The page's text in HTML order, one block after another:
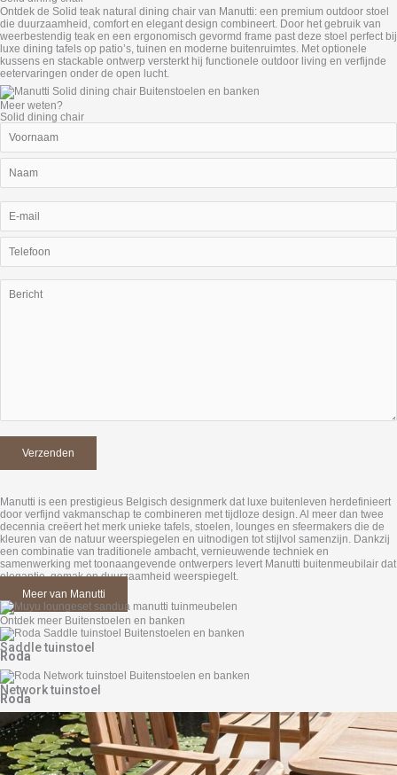
Ontdek de Solid teak natural dining chair van Manutti: een premium outdoor stoel
die duurzaamheid, comfort en elegant design combineert. Door het gebruik van
weerbestendig teak en een ergonomisch gevormd frame past deze stoel perfect bij
luxe dining tafels op patio’s, tuinen en moderne buitenruimtes. Met optionele
kussens en stackable ontwerp versterkt hij functionele outdoor living en verfijnde
eetervaringen onder de open lucht.
Meer weten?
Solid dining chair
Manutti is een prestigieus Belgisch designmerk dat luxe buitenleven herdefinieert
door verfijnd vakmanschap te combineren met tijdloze design. Al meer dan twee
decennia creëert het merk unieke tafels, stoelen, lounges en sfeermakers die de
kleuren van de natuur weerspiegelen en uitnodigen tot stijlvol samenzijn. Dankzij
een combinatie van traditionele ambacht, vernieuwende techniek en
samenwerking met toonaangevende ontwerpers levert Manutti buitenmeubilair dat
elegantie, gemak en duurzaamheid weerspiegelt.
Meer van Manutti
Ontdek meer Buitenstoelen en banken
Saddle tuinstoel
Roda
Network tuinstoel
Roda